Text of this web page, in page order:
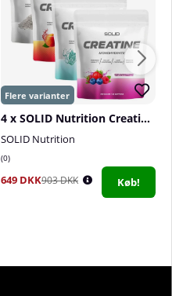
4 x SOLID Nutrition Creatine Monohydrate, 400 g
SOLID Nutrition
0
649 DKK903 DKK Køb!